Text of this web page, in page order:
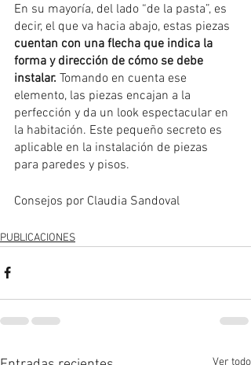
En su mayoría, del lado “de la pasta”, es
decir, el que va hacia abajo, estas piezas
cuentan con una flecha que indica la
forma y dirección de cómo se debe
instalar. Tomando en cuenta ese
elemento, las piezas encajan a la
perfección y da un look espectacular en
la habitación. Este pequeño secreto es
aplicable en la instalación de piezas
para paredes y pisos.
Consejos por Claudia Sandoval
PUBLICACIONES
Ver todo